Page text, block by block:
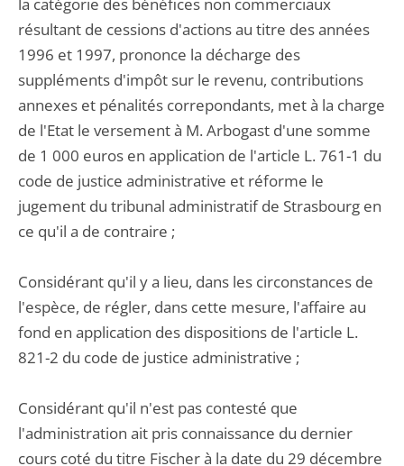
résultant de cessions d'actions au titre des années
1996 et 1997, prononce la décharge des
suppléments d'impôt sur le revenu, contributions
annexes et pénalités correpondants, met à la charge
de l'Etat le versement à M. Arbogast d'une somme
de 1 000 euros en application de l'article L. 761-1 du
code de justice administrative et réforme le
jugement du tribunal administratif de Strasbourg en
ce qu'il a de contraire ;
Considérant qu'il y a lieu, dans les circonstances de
l'espèce, de régler, dans cette mesure, l'affaire au
fond en application des dispositions de l'article L.
821-2 du code de justice administrative ;
Considérant qu'il n'est pas contesté que
l'administration ait pris connaissance du dernier
cours coté du titre Fischer à la date du 29 décembre